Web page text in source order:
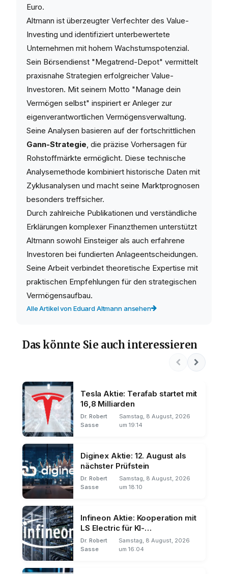
Euro.
Altmann ist überzeugter Verfechter des Value-
Investing und identifiziert unterbewertete
Unternehmen mit hohem Wachstumspotenzial.
Sein Börsendienst "Megatrend-Depot" vermittelt
praxisnahe Strategien erfolgreicher Value-
Investoren. Mit seinem Motto "Manage dein
Vermögen selbst" inspiriert er Anleger zur
eigenverantwortlichen Vermögensverwaltung.
Seine Analysen basieren auf der fortschrittlichen
Gann-Strategie, die präzise Vorhersagen für
Rohstoffmärkte ermöglicht. Diese technische
Analysemethode kombiniert historische Daten mit
Zyklusanalysen und macht seine Marktprognosen
besonders treffsicher.
Durch zahlreiche Publikationen und verständliche
Erklärungen komplexer Finanzthemen unterstützt
Altmann sowohl Einsteiger als auch erfahrene
Investoren bei fundierten Anlageentscheidungen.
Seine Arbeit verbindet theoretische Expertise mit
praktischen Empfehlungen für den strategischen
Vermögensaufbau.
Alle Artikel von Eduard Altmann ansehen
Das könnte Sie auch interessieren
Tesla Aktie: Terafab startet mit
16,8 Milliarden
Dr. Robert
Sasse
Samstag, 8 August, 2026
um 19:14
Diginex Aktie: 12. August als
nächster Prüfstein
Dr. Robert
Sasse
Samstag, 8 August, 2026
um 18:10
Infineon Aktie: Kooperation mit
LS Electric für KI-
Rechenzentren
Dr. Robert
Sasse
Samstag, 8 August, 2026
um 16:04